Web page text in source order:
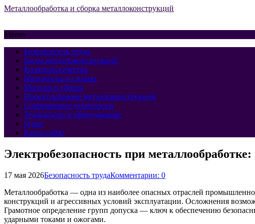
Металлообработка и сборка металлоконструкций
Меню
Безопасность труда
Виды металлоконструкций
Контроль качества
Материалы и сплавы
Монтаж и сборка
Проектирование металлоконструкций
Современные технологии
Технологии и оборудование
О нас
Карта сайта
Электробезопасность при
17 мая 2026Безопасность трудаКомментарии: 0
Металлообработка — одна из наиболее опасных отраслей
конструкций и агрессивных условий эксплуатации. Осложнения
Грамотное определение групп допуска — ключ к обеспечению
ударными токами и ожогами.